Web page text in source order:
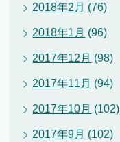
2018年2月 (76)
2018年1月 (96)
2017年12月 (98)
2017年11月 (94)
2017年10月 (102)
2017年9月 (102)